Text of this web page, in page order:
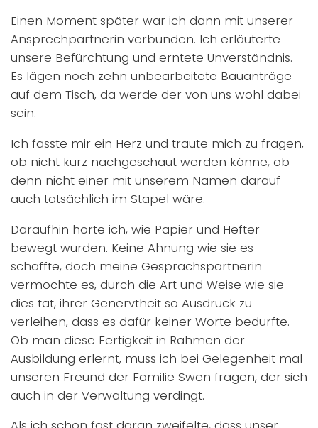
Einen Moment später war ich dann mit unserer
Ansprechpartnerin verbunden. Ich erläuterte
unsere Befürchtung und erntete Unverständnis.
Es lägen noch zehn unbearbeitete Bauanträge
auf dem Tisch, da werde der von uns wohl dabei
sein.
Ich fasste mir ein Herz und traute mich zu fragen,
ob nicht kurz nachgeschaut werden könne, ob
denn nicht einer mit unserem Namen darauf
auch tatsächlich im Stapel wäre.
Daraufhin hörte ich, wie Papier und Hefter
bewegt wurden. Keine Ahnung wie sie es
schaffte, doch meine Gesprächspartnerin
vermochte es, durch die Art und Weise wie sie
dies tat, ihrer Genervtheit so Ausdruck zu
verleihen, dass es dafür keiner Worte bedurfte.
Ob man diese Fertigkeit in Rahmen der
Ausbildung erlernt, muss ich bei Gelegenheit mal
unseren Freund der Familie Swen fragen, der sich
auch in der Verwaltung verdingt.